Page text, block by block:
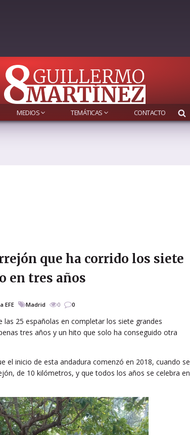
MEDIOS TEMÁTICAS CONTACTO
que ha corrido los siete
en tres años
EFE Madrid 0 0
25 españolas en completar los siete grandes
tres años y un hito que solo ha conseguido otra
el inicio de esta andadura comenzó en 2018, cuando se
de 10 kilómetros, y que todos los años se celebra en